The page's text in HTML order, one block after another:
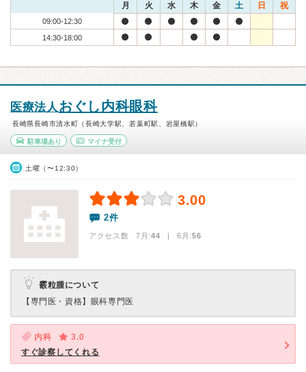
月 火 水 木 金 土 日 祝
09:00-12:30
14:30-18:00
医療法人おぐし内科眼科
長崎県長崎市清水町（長崎大学駅、若葉町駅、岩屋橋駅）
駐車場あり マイナ受付
土曜（〜12:30）
3.00
2件
アクセス数 7月:44 | 6月:56
霰粒腫について
【専門医・資格】 眼科専門医
内科
3.0
すぐ診察してくれる